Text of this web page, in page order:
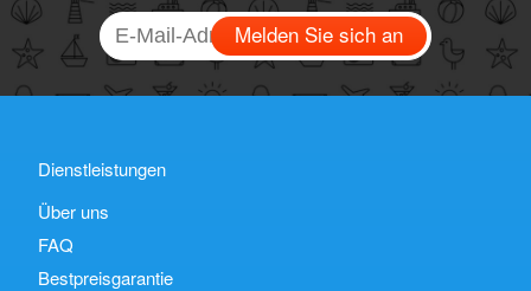
Melden Sie sich an
Dienstleistungen
Über uns
FAQ
Bestpreisgarantie